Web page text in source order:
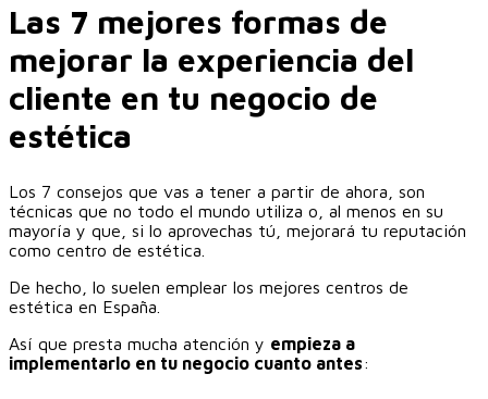
Las 7 mejores formas de
mejorar la experiencia del
cliente en tu negocio de
estética
Los 7 consejos que vas a tener a partir de ahora, son
técnicas que no todo el mundo utiliza o, al menos en su
mayoría y que, si lo aprovechas tú, mejorará tu reputación
como centro de estética.
De hecho, lo suelen emplear los mejores centros de
estética en España.
Así que presta mucha atención y empieza a
implementarlo en tu negocio cuanto antes: